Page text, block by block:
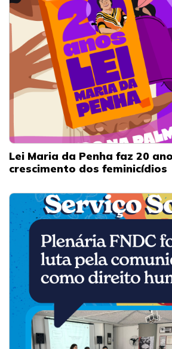
Lei Maria da Penha faz 20
crescimento dos feminicídios